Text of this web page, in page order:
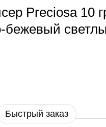
Preciosa 10
бежевый
Быстрый заказ